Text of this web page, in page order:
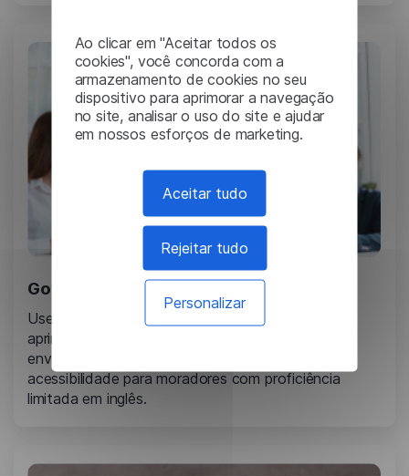
Ao clicar em "Aceitar todos os
cookies", você concorda com a
armazenamento de cookies no seu
dispositivo para aprimorar a navegação
no site, analisar o uso do site e ajudar
em nossos esforços de marketing.
Aceitar tudo
Rejeitar tudo
Personalizar
Governos estaduais e locais
Use os serviços de tradução da Lingvanex para
aprimorar os serviços públicos, aumentar o
envolvimento da comunidade e garantir
acessibilidade para moradores com proficiência
limitada em inglês.